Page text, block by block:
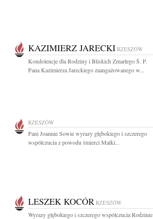
KAZIMIERZ JARECKI RZESZÓW
Kondolencje dla Rodziny i Bliskich Zmarłego Ś. P.
Pana Kazimierza Jareckiego zaangażowanego w...
RZESZÓW
Pani Joannie Sowie wyrazy głębokiego i szczerego
współczucia z powodu śmierci Matki...
LESZEK KOCÓR RZESZÓW
Wyrazy głębokiego i szczerego współczucia Rodzinie